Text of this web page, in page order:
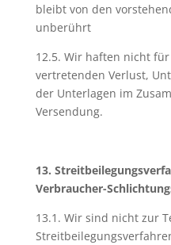
bleibt von den
unberührt
12.5. Wir haften nicht
vertretenden Verlust,
der Unterlagen im
Versendung.
13.
Verbraucher-
13.1. Wir sind nicht zur